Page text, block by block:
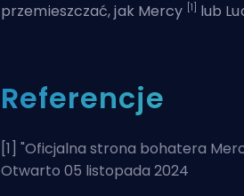
przemieszczać, jak Mercy [1] lub
Referencje
[1] "Oficjalna strona bohatera
Otwarto 05 listopada 2024